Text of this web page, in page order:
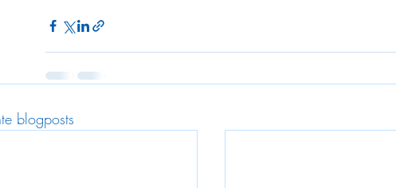
blogposts